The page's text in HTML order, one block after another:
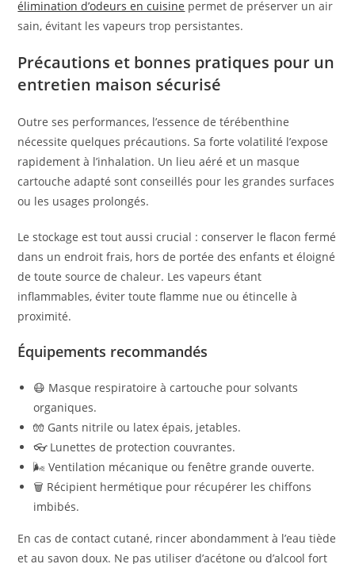
élimination d’odeurs en cuisine permet de préserver un air
sain, évitant les vapeurs trop persistantes.
Précautions et bonnes pratiques pour un
entretien maison sécurisé
Outre ses performances, l’essence de térébenthine
nécessite quelques précautions. Sa forte volatilité l’expose
rapidement à l’inhalation. Un lieu aéré et un masque
cartouche adapté sont conseillés pour les grandes surfaces
ou les usages prolongés.
Le stockage est tout aussi crucial : conserver le flacon fermé
dans un endroit frais, hors de portée des enfants et éloigné
de toute source de chaleur. Les vapeurs étant
inflammables, éviter toute flamme nue ou étincelle à
proximité.
Équipements recommandés
😷 Masque respiratoire à cartouche pour solvants
organiques.
🧤 Gants nitrile ou latex épais, jetables.
👓 Lunettes de protection couvrantes.
🌬 Ventilation mécanique ou fenêtre grande ouverte.
🗑 Récipient hermétique pour récupérer les chiffons
imbibés.
En cas de contact cutané, rincer abondamment à l’eau tiède
et au savon doux. Ne pas utiliser d’acétone ou d’alcool fort